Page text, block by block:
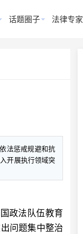
话题圈子 法律专家
法惩戒规避和抗
开展执行领域突
政法队伍教育
问题集中整治